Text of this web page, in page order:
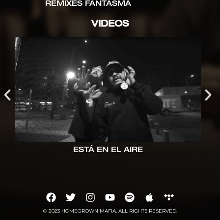
REMIXES FANTASMA
VIDEOS
ESTÁ EN EL AIRE
© 2023 HOMEGROWN MAFIA. ALL RIGHTS RESERVED.